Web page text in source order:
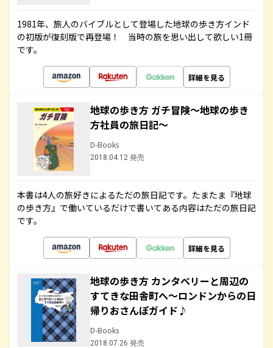
1981年、旅人のバイブルとして登場した地球の歩き方インド
の初版が復刻版で再登場！ 当時の旅を思い出して欲しい1冊
です。
詳細を見る
地球の歩き方 ガチ冒険～地球の歩き
方社員の旅日記～
D-Books
2018.04.12 発売
本書は4人の旅好きによるただの旅日記です。たまたま『地球
の歩き方』で働いているだけで書いてある内容はただの旅日記
です。
詳細を見る
地球の歩き方 カンタベリーと周辺の
すてきな田舎町へ～ロンドンからの日
帰りおさんぽガイド♪
D-Books
2018.07.26 発売